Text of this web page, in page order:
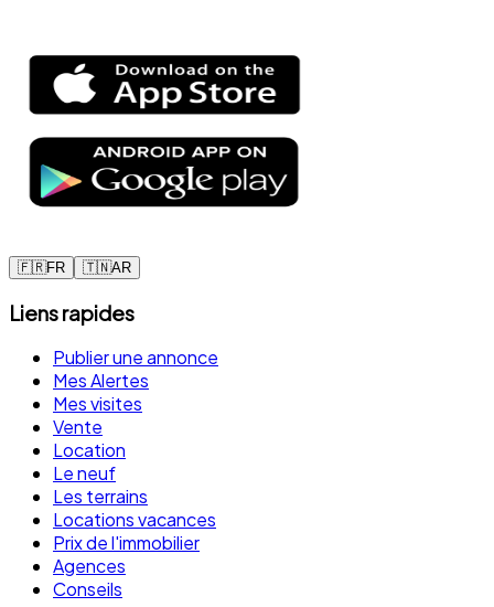
🇫🇷FR 🇹🇳AR
Liens rapides
Publier une annonce
Mes Alertes
Mes visites
Vente
Location
Le neuf
Les terrains
Locations vacances
Prix de l'immobilier
Agences
Conseils